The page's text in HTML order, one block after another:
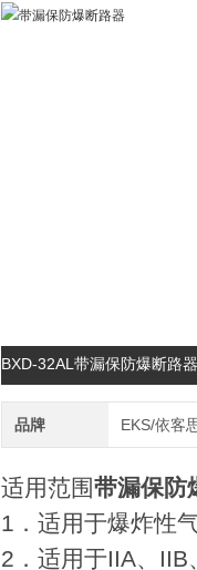
BXD-32AL带漏保防爆断路
品牌 EKS/依客
适用范围带漏保防
1．适用于爆炸性
2．适用于IIA、